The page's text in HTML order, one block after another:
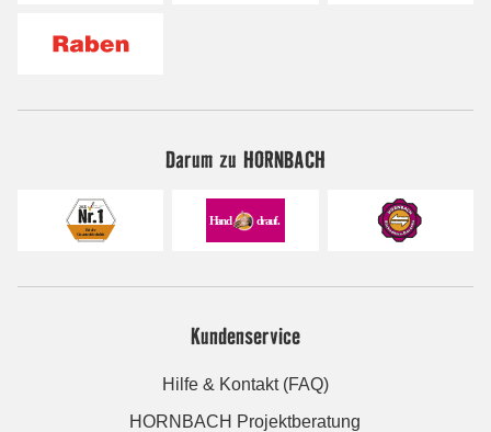
Darum zu HORNBACH
Kundenservice
Hilfe & Kontakt (FAQ)
HORNBACH Projektberatung